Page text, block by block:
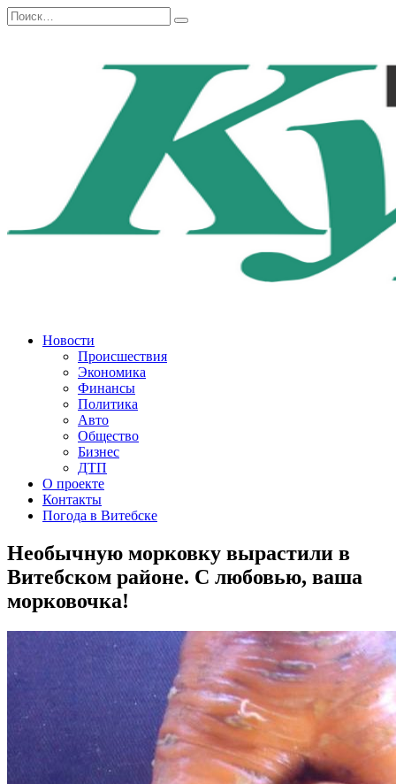
Перейти
к
Search
for:
Новости
Происшествия
Экономика
Финансы
Политика
Авто
Общество
Бизнес
ДТП
О проекте
Контакты
Погода в Витебске
Необычную морковку вырастили в
Витебском районе. С любовью, ваша
морковочка!